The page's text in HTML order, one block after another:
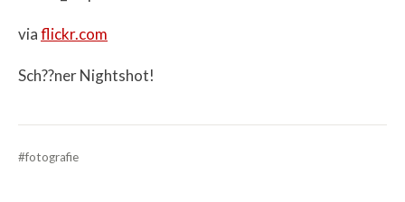
viaflickr.com
Sch??ner Nightshot!
#fotografie